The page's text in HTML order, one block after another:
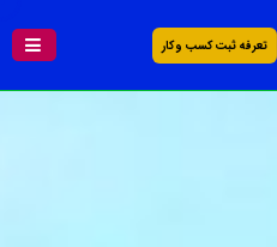
تعرفه ثبت کسب و کار